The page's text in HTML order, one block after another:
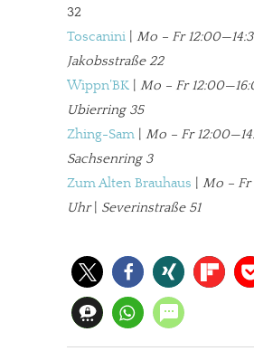
In eigener Sache
Dir gefällt
meinesuedstadt.de finanziert sich durch
Werbung. Beide Einnahmequellen sind
Solltest Du unsere unabhängige
Paypal - danke@meinesuedstadt.de
JETZT SPENDEN Schon erledigt!
32
Toscanini
Mo – Fr
Jakobsstraße 22
Wippn’BK
Mo – Fr
Ubierring 35
Zhing-Sam
Mo – Fr
Sachsenring 3
Zum Alten Brauhaus
Mo – Fr
Uhr| Severinstraße 51